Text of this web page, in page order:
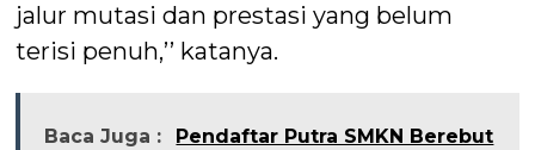
jalur mutasi dan prestasi yang belum
terisi penuh,’’ katanya.
Baca Juga :
Pendaftar Putra SMKN Berebut